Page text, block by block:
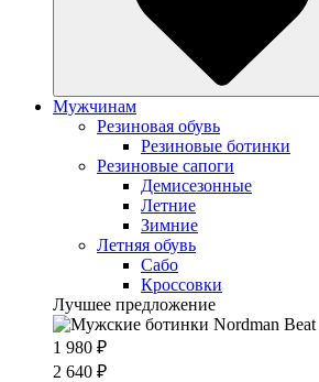
Мужчинам
Резиновая обувь
Резиновые ботинки
Резиновые сапоги
Демисезонные
Летние
Зимние
Летняя обувь
Сабо
Кроссовки
Лучшее предложение
1 980 ₽
2 640 ₽